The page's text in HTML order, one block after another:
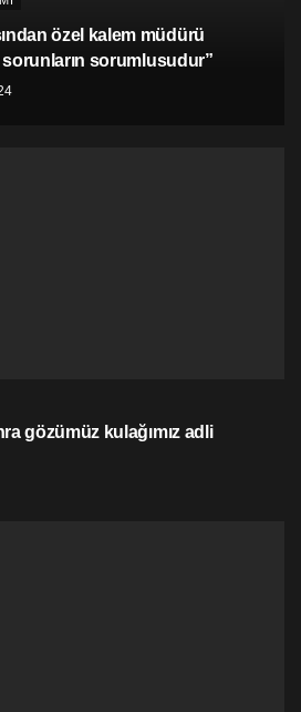
özel kalem müdürü
sorumlusudur”
gözümüz kulağımız adli